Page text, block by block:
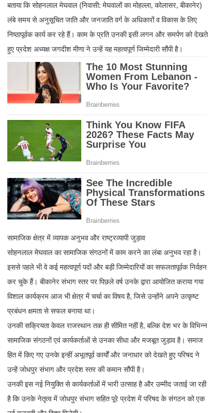
बताया कि सोहनलाल मेघवाल (निवासी: मेघवालों का मोहल्ला, कोलासर, बीकानेर)
लंबे समय से अनुसूचित जाति और जनजाति वर्ग के अधिकारों व विकास के लिए
निष्ठापूर्वक कार्य कर रहे हैं। काम के प्रति उनकी इसी लगन और समर्पण को देखते
हुए प्रदेश अध्यक्ष जगदीश मीणा ने उन्हें यह महत्वपूर्ण जिम्मेदारी सौंपी है।
सामाजिक क्षेत्र में व्यापक अनुभव और राष्ट्रव्यापी जुड़ाव
सोहनलाल मेघवाल का सामाजिक संगठनों में काम करने का लंबा अनुभव रहा है।
इससे पहले भी वे कई महत्वपूर्ण पदों और बड़ी जिम्मेदारियों का सफलतापूर्वक निर्वहन
कर चुके हैं। बीकानेर संभाग स्तर पर पिछले वर्ष उनके द्वारा आयोजित कराया गया
विशाल कार्यक्रम आज भी क्षेत्र में चर्चा का विषय है, जिसे उन्होंने अपने उत्कृष्ट
प्रबंधन क्षमता से सफल बनाया था।
उनकी सक्रियता केवल राजस्थान तक ही सीमित नहीं है, बल्कि देश भर के विभिन्न
सामाजिक संगठनों एवं कार्यकर्ताओं से उनका सीधा और मजबूत जुड़ाव है। समाज
हित में किए गए उनके इन्हीं अभूतपूर्व कार्यों और जनाधार को देखते हुए परिषद ने
उन्हें जोधपुर संभाग और प्रदेश स्तर की कमान सौंपी है।
उनकी इस नई नियुक्ति से कार्यकर्ताओं में भारी उत्साह है और उम्मीद जताई जा रही
है कि उनके नेतृत्व में जोधपुर संभाग सहित पूरे प्रदेश में परिषद के संगठन को एक